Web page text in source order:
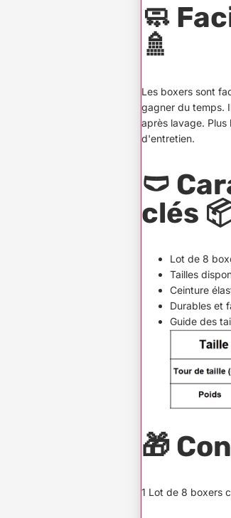
🧼
🚿
Les boxers sont
gagner du temps.
après lavage. Plus
d'entretien.
🩲
clés
Lot de 8
Tailles
Ceinture
Durables et
Guide des
🎁
1 Lot de 8 boxers